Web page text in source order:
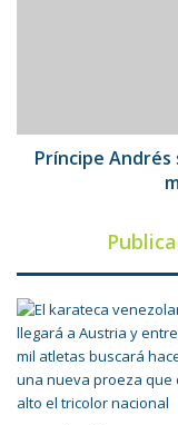
en
medio
Príncipe